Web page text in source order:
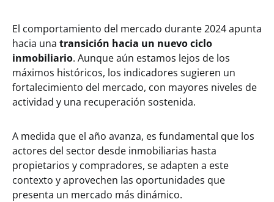
El comportamiento del mercado durante 2024 apunta
hacia una transición hacia un nuevo ciclo
inmobiliario. Aunque aún estamos lejos de los
máximos históricos, los indicadores sugieren un
fortalecimiento del mercado, con mayores niveles de
actividad y una recuperación sostenida.
A medida que el año avanza, es fundamental que los
actores del sector desde inmobiliarias hasta
propietarios y compradores, se adapten a este
contexto y aprovechen las oportunidades que
presenta un mercado más dinámico.